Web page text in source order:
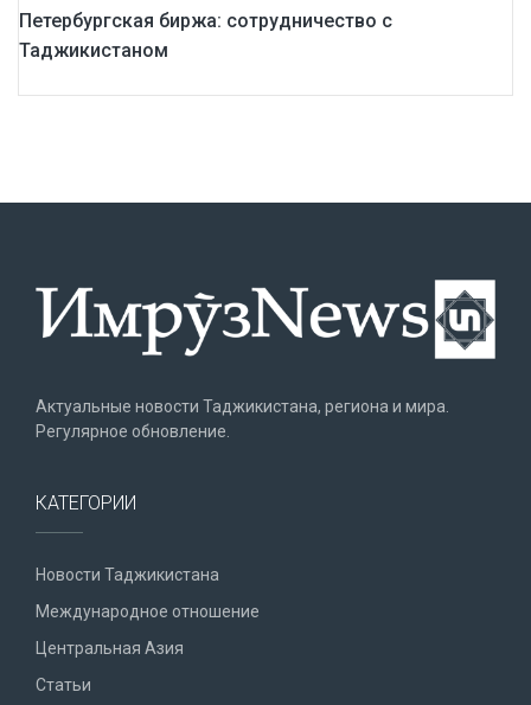
Петербургская биржа: сотрудничество с
Таджикистаном
Актуальные новости Таджикистана, региона и мира.
Регулярное обновление.
КАТЕГОРИИ
Новости Таджикистана
Международное отношение
Центральная Азия
Статьи